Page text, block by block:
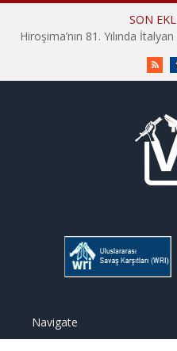
SON
RSS
Navigate